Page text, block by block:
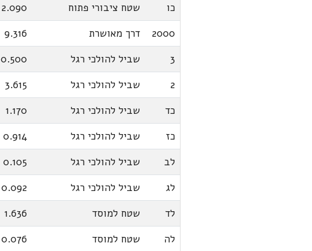
כו
שטח ציבורי פתוח
2.090
2000
דרך מאושרת
9.316
3
שביל להולכי רגל
0.500
2
שביל להולכי רגל
3.615
כד
שביל להולכי רגל
1.170
כז
שביל להולכי רגל
0.914
לב
שביל להולכי רגל
0.105
לג
שביל להולכי רגל
0.092
לד
שטח למוסד
1.636
לה
שטח למוסד
0.076